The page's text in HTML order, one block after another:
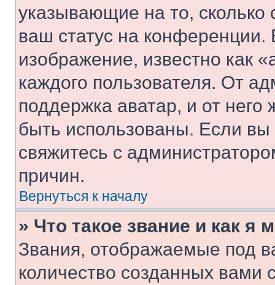
указывающие на то,
ваш статус на
изображение, известно как
каждого пользователя. От
поддержка аватар, и от него
быть использованы. Если
свяжитесь с
причин.
Вернуться к началу
» Что такое звание и как я
Звания, отображаемые под
количество созданных